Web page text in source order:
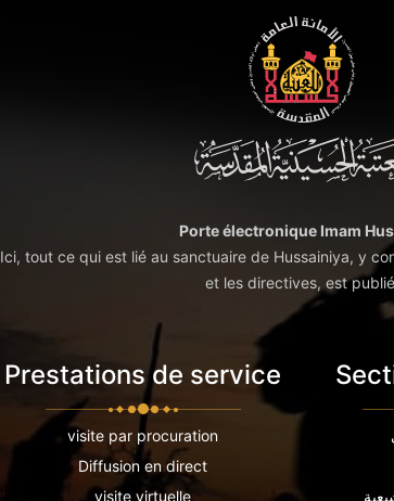
Porte électronique Imam
Ici, tout ce qui est lié au sanctuaire de Hussainiya, y
et les directives, est
Prestations de service
visite par procuration
Diffusion en direct
visite virtuelle